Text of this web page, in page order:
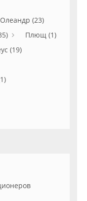
Олеандр (23)
Плющ (1)
(19)